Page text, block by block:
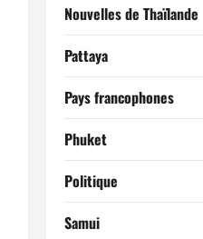
Nouvelles de Thaïlande
Pattaya
Pays francophones
Phuket
Politique
Samui